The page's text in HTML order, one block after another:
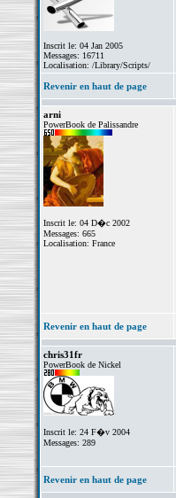
Inscrit le: 04 Jan 2005
Messages: 16711
Localisation: /Library/Scripts/
Revenir en haut de page
arni
PowerBook de Palissandre
Inscrit le: 04 D�c 2002
Messages: 665
Localisation: France
Revenir en haut de page
chris31fr
PowerBook de Nickel
Inscrit le: 24 F�v 2004
Messages: 289
Revenir en haut de page